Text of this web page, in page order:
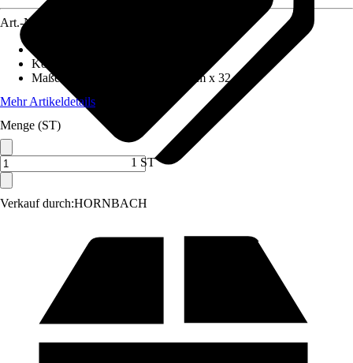
Verkauf durch:HORNBACH
Art.-Nr.
Korpusfarbe
Maße (BxHxT)
30 cm x 165.5 cm x 32 cm
Mehr Artikeldetails
Menge (ST)
1 ST